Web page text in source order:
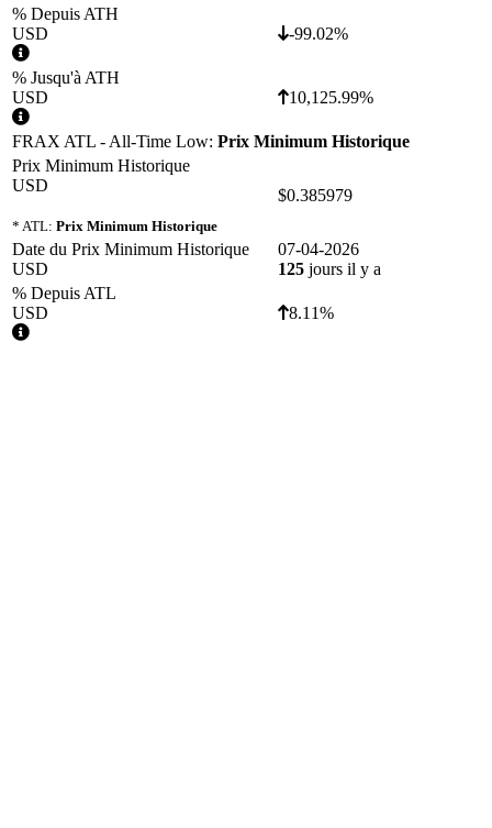
% Depuis ATH
USD
-99.02%
% Jusqu'à ATH
USD
10,125.99%
FRAX ATL - All-Time Low: Prix Minimum Historique
Prix Minimum Historique
USD
* ATL: Prix Minimum Historique
$0.385979
Date du Prix Minimum Historique
USD
07-04-2026
125 jours il y a
% Depuis ATL
USD
8.11%